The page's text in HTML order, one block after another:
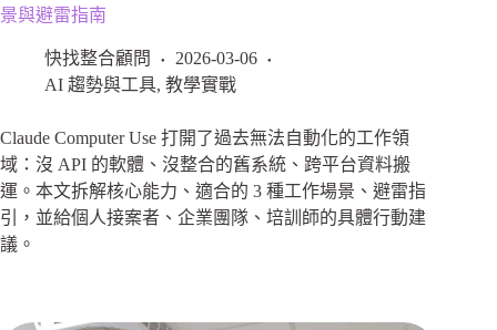
景與避雷指南
快找整合顧問
2026-03-06
AI 趨勢與工具, 教學實戰
Claude Computer Use 打開了過去無法自動化的工作領
域：沒 API 的軟體、沒整合的舊系統、跨平台資料搬
運。本文拆解核心能力、適合的 3 種工作場景、避雷指
引，並給個人接案者、企業團隊、培訓師的具體行動建
議。